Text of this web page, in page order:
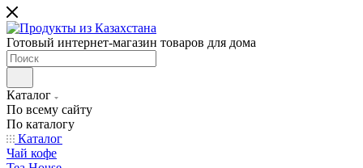
Готовый интернет-магазин товаров для дома
Каталог
По всему сайту
По каталогу
Каталог
Чай кофе